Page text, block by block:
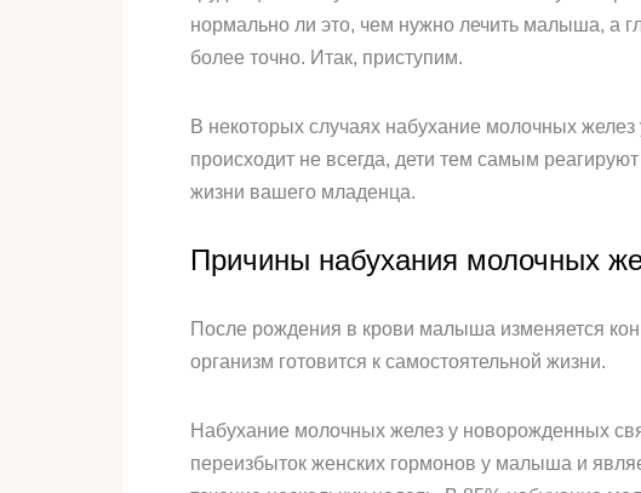
нормально ли это, чем нужно лечить малыша, а
более точно. Итак, приступим.
В некоторых случаях набухание молочных
происходит не всегда, дети тем самым
жизни вашего младенца.
Причины набухания молочных
После рождения в крови малыша изменяется
организм готовится к самостоятельной жизни.
Набухание молочных желез у новорожденных
переизбыток женских гормонов у малыша и